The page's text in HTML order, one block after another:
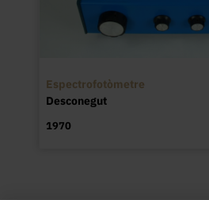
Espectrofotòmetre
Desconegut
1970